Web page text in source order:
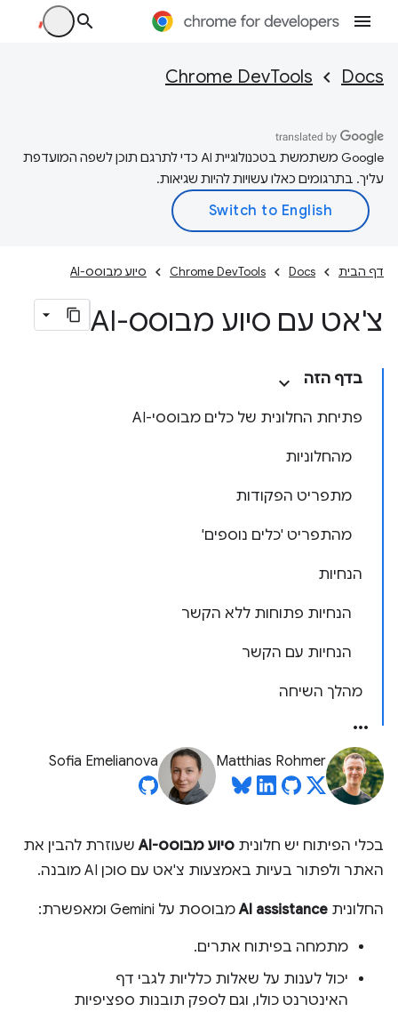
Docs
Chrome DevTools
‫Google משתמשת בטכנולוגיית AI כדי לתרגם תוכן לשפה המועדפת
עליך. בתרגומים כאלו עשויות להיות שגיאות.
דף הבית Docs
Chrome DevTools סיוע מבוסס-AI
צ'אט עם סיוע מבוסס-AI
בדף הזה
פתיחת החלונית של כלים מבוססי-AI
מהחלוניות
מתפריט הפקודות
מהתפריט 'כלים נוספים'
הנחיות
הנחיות פתוחות ללא הקשר
הנחיות עם הקשר
מהלך השיחה
Matthias Rohmer
Sofia Emelianova
בכלי הפיתוח יש חלונית סיוע מבוסס-AI
שעוזרת להבין את
האתר ולפתור בעיות באמצעות צ'אט עם סוכן AI מובנה.
החלונית AI assistanceמבוססת על Gemini ומאפשרת:
מתמחה בפיתוח אתרים.
יכול לענות על שאלות כלליות לגבי דף
האינטרנט כולו, וגם לספק תובנות ספציפיות